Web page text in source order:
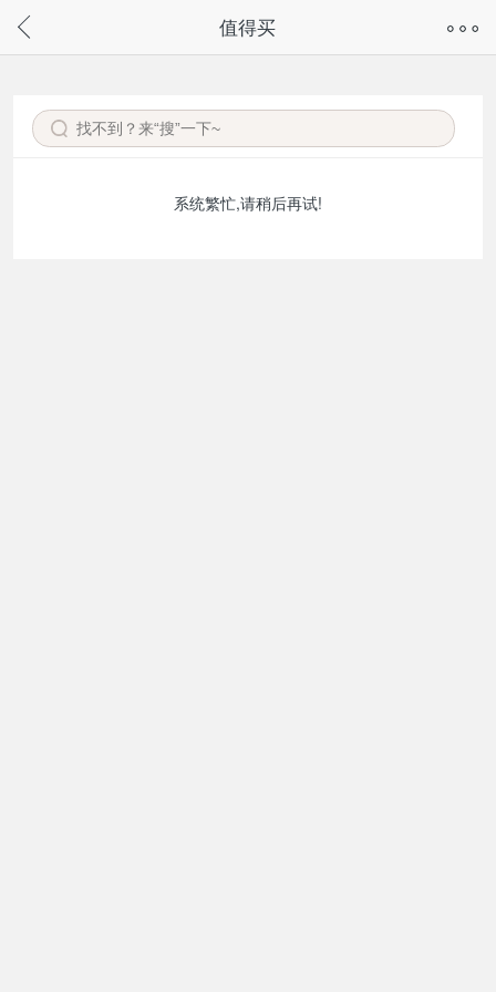
请通过微信或支付宝搜“奇兔客小程序”访问
值得买
系统繁忙,请稍后再试!